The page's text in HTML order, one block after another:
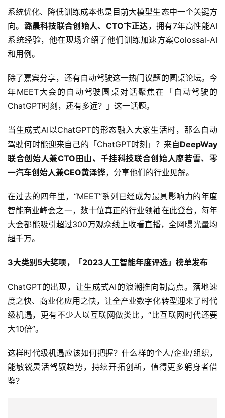
栏
吉
T
a
l
k
系统优化、降低训练成本也是目前大模型生态中一个关键方
向。 潞晨科技联合创始人、CTO卞正达，拥有7年高性能AI
系统经验，他在现场介绍了他们训练加速方案Colossal-AI
和用例。
除了嘉宾分享，还有自动驾驶这一热门议题的圆桌论坛。今
年MEET大会的自动驾驶圆桌对话聚焦在「自动驾驶的
ChatGPT时刻，还有多远？」这一话题。
当生成式AI以ChatGPT的形态融入大家生活时，那么自动
驾驶何时能迎来自己的「ChatGPT时刻」？来自DeepWay
联合创始人兼CTO田山、千挂科技联合创始人廖若雪、零
一汽车创始人兼CEO黄泽铧，分享他们的行业见解。
在过去的四年里，“MEET”系列已经成为最具影响力的年度
智能商业峰会之一，数十位真正的行业领袖在此登台，每年
大会都能吸引超过300万观众线上收看直播，全网曝光量均
超千万。
3大类别5大奖项，「2023人工智能年度评选」榜单发布
ChatGPT的出现，让生成式AI的浪潮推向制高点。落地速
度之快、商业化应用之快，让全产业数字化转型迎来了时代
级机遇，更有不少人以互联网做类比，“比互联网时代还要
大10倍”。
这样时代级机遇应该如何把握？什么样的个人/企业/组织，
能敏锐灵活驾驭趋势，持续开拓创新，值得更多躬身者借
鉴？